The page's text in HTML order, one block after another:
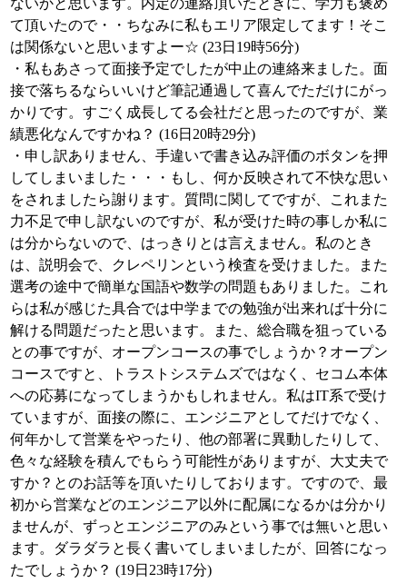
ないかと思います。内定の連絡頂いたときに、学力も褒め
て頂いたので・・ちなみに私もエリア限定してます！そこ
は関係ないと思いますよー☆ (23日19時56分)
・私もあさって面接予定でしたが中止の連絡来ました。面
接で落ちるならいいけど筆記通過して喜んでただけにがっ
かりです。すごく成長してる会社だと思ったのですが、業
績悪化なんですかね？ (16日20時29分)
・申し訳ありません、手違いで書き込み評価のボタンを押
してしまいました・・・もし、何か反映されて不快な思い
をされましたら謝ります。質問に関してですが、これまた
力不足で申し訳ないのですが、私が受けた時の事しか私に
は分からないので、はっきりとは言えません。私のとき
は、説明会で、クレペリンという検査を受けました。また
選考の途中で簡単な国語や数学の問題もありました。これ
らは私が感じた具合では中学までの勉強が出来れば十分に
解ける問題だったと思います。また、総合職を狙っている
との事ですが、オープンコースの事でしょうか？オープン
コースですと、トラストシステムズではなく、セコム本体
への応募になってしまうかもしれません。私はIT系で受け
ていますが、面接の際に、エンジニアとしてだけでなく、
何年かして営業をやったり、他の部署に異動したりして、
色々な経験を積んでもらう可能性がありますが、大丈夫で
すか？とのお話等を頂いたりしております。ですので、最
初から営業などのエンジニア以外に配属になるかは分かり
ませんが、ずっとエンジニアのみという事では無いと思い
ます。ダラダラと長く書いてしまいましたが、回答になっ
たでしょうか？ (19日23時17分)